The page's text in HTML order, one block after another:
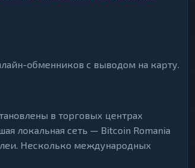
обменников с выводом на карту.
в торговых центрах
локальная сеть — Bitcoin Romania
леи. Несколько международных